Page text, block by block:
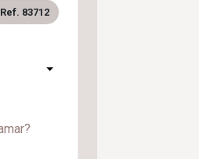
Ref. 83712